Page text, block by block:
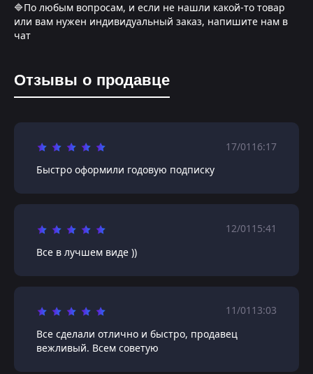
🔷По любым вопросам, и если не нашли какой-то товар
или вам нужен индивидуальный заказ, напишите нам в
чат
Отзывы о продавце
17/01 16:17
Быстро оформили годовую подписку
12/01 15:41
Все в лучшем виде ))
11/01 13:03
Все сделали отлично и быстро, продавец
вежливый. Всем советую